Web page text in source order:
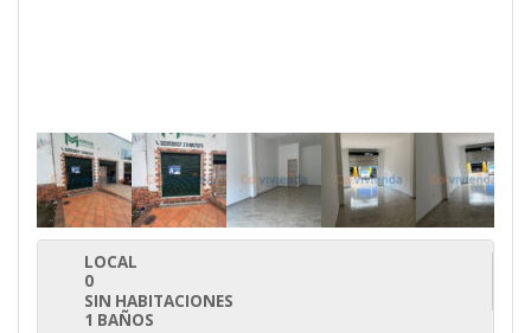
LOCAL
0
SIN HABITACIONES
1 BAÑOS